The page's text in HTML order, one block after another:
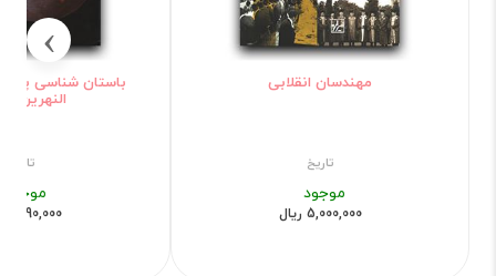
مهندسان انقلابی
تاریخ
موجود
5,000,000 ریال
باستان شناسی پیش
النهرین (1463)
تاریخ
موجود
1,890,000 ریال
›